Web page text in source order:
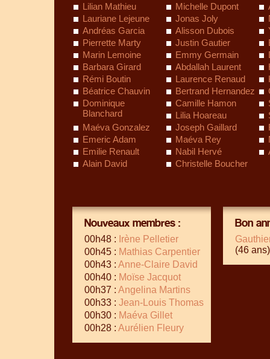
Lilian Mathieu
Michelle Dupont
Lauriane Lejeune
Jonas Joly
Andréas Garcia
Alisson Dubois
Pierrette Marty
Justin Gautier
Marin Lemoine
Emmy Germain
Barbara Girard
Abdallah Laurent
Rémi Boutin
Laurence Renaud
Béatrice Chauvin
Bertrand Hernandez
Dominique
Blanchard
Camille Hamon
Lilia Hoareau
Maéva Gonzalez
Joseph Gaillard
Emeric Adam
Maéva Rey
Emilie Renault
Nabil Hervé
Alain David
Christelle Boucher
Nouveaux membres :
00h48 : Irène Pelletier
00h45 : Mathias Carpentier
00h43 : Anne-Claire David
00h40 : Moïse Jacquot
00h37 : Angelina Martins
00h33 : Jean-Louis Thomas
00h30 : Maéva Gillet
00h28 : Aurélien Fleury
Bon
(46 ans)